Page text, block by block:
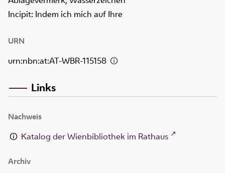
Incipit: Indem ich mich auf Ihre
URN
urn:nbn:at:AT-WBR-115158
Links
Nachweis
Katalog der Wienbibliothek im Rathaus
Archiv